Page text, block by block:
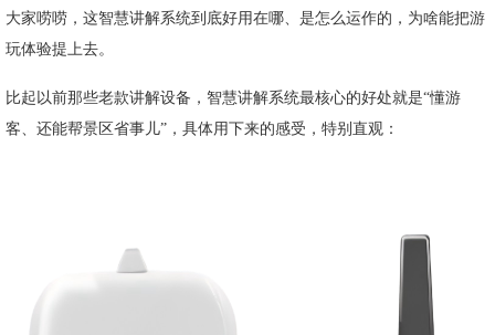
大家唠唠，这智慧讲解系统到底好用在哪、是怎么运作的，为啥能把游
玩体验提上去。
比起以前那些老款讲解设备，智慧讲解系统最核心的好处就是“懂游
客、还能帮景区省事儿”，具体用下来的感受，特别直观：